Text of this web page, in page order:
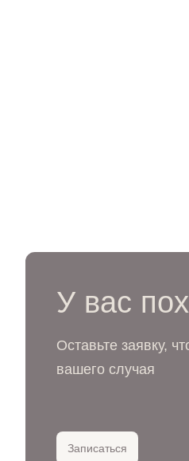
У вас
Оставьте заявку,
вашего случая
Записаться